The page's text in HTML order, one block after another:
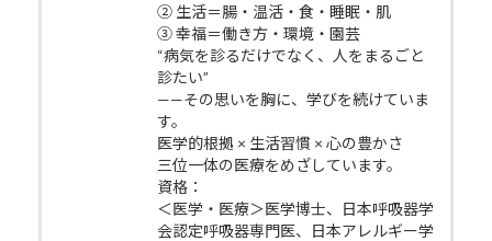
② 生活＝腸・温活・食・睡眠・肌
③ 幸福＝働き方・環境・園芸
“病気を診るだけでなく、人をまるごと
診たい”
——その思いを胸に、学びを続けていま
す。
医学的根拠 × 生活習慣 × 心の豊かさ
三位一体の医療をめざしています。
資格：
＜医学・医療＞医学博士、日本呼吸器学
会認定呼吸器専門医、日本アレルギー学